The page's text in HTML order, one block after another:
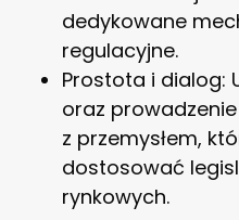
dedykowane
regulacyjne.
Prostota i dialog:
oraz
z przemysłem,
dostosować
rynkowych.